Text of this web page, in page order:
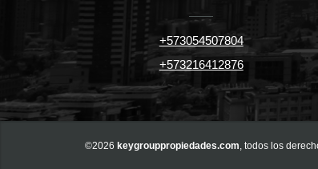
+573054507804
+573216412876
©2026 keygrouppropiedades.com , todos los